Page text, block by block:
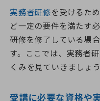
実務者研修を受けるた
ど一定の要件を満たす
研修を修了している場
す。ここでは、実務者
くみを見ていきましょう
受講に必要な資格や